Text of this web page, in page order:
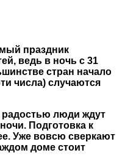
праздник
ведь в ночь с 31
стран начало
числа) случаются
люди ждут
Подготовка к
Уже вовсю сверкают
доме стоит